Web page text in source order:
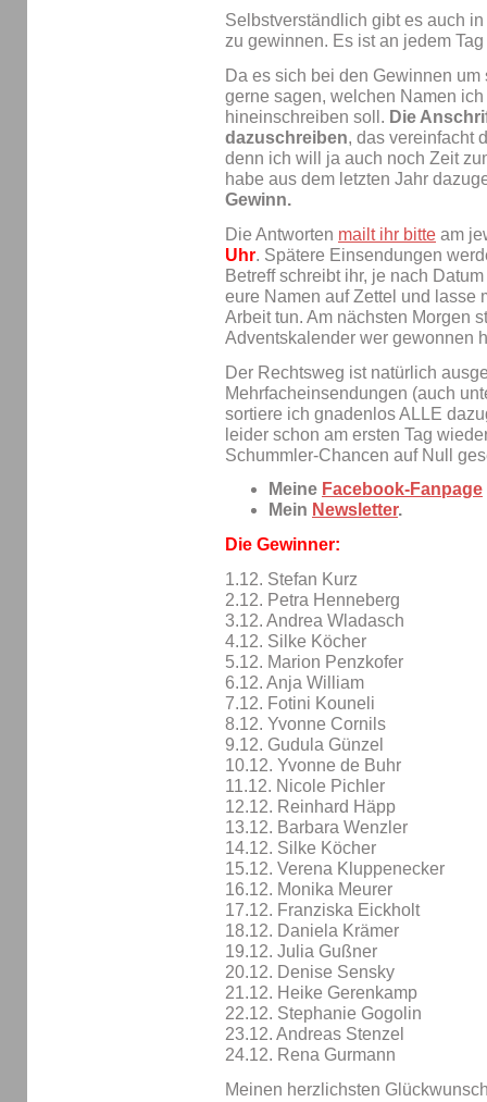
Selbstverständlich gibt es auch
zu gewinnen. Es ist an jedem
Da es sich bei den Gewinnen
gerne sagen, welchen Namen
hineinschreiben soll. Die
dazuschreiben, das vereinfacht
denn ich will ja auch noch Zeit
habe aus dem letzten Jahr
Gewinn.
Die Antworten mailt ihr bitte am
Uhr. Spätere Einsendungen
Betreff schreibt ihr, je nach
eure Namen auf Zettel und lasse
Arbeit tun. Am nächsten Morgen
Adventskalender wer gewonnen
Der Rechtsweg ist natürlich
Mehrfacheinsendungen (auch
sortiere ich gnadenlos ALLE
leider schon am ersten Tag
Schummler-Chancen auf Null
Meine Facebook-Fanpage
Mein Newsletter.
Die Gewinner:
1.12. Stefan Kurz
2.12. Petra Henneberg
3.12. Andrea Wladasch
4.12. Silke Köcher
5.12. Marion Penzkofer
6.12. Anja William
7.12. Fotini Kouneli
8.12. Yvonne Cornils
9.12. Gudula Günzel
10.12. Yvonne de Buhr
11.12. Nicole Pichler
12.12. Reinhard Häpp
13.12. Barbara Wenzler
14.12. Silke Köcher
15.12. Verena Kluppenecker
16.12. Monika Meurer
17.12. Franziska Eickholt
18.12. Daniela Krämer
19.12. Julia Gußner
20.12. Denise Sensky
21.12. Heike Gerenkamp
22.12. Stephanie Gogolin
23.12. Andreas Stenzel
24.12. Rena Gurmann
Meinen herzlichsten